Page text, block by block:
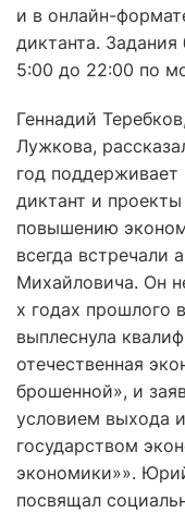
и в онлайн-
диктанта. Задания
5:00 до 22:00 по
Геннадий
Лужкова,
год
диктант и
повышению
всегда
Михайловича. Он
х годах прошлого
выплеснула
отечественная
брошенной», и
условием выхода
государством
экономики»».
посвящал